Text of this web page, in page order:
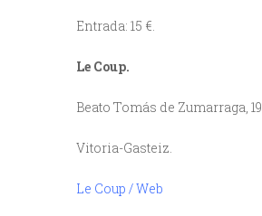
Entrada: 15 €.
Le Coup.
Beato Tomás de Zumarraga, 19.
Vitoria-Gasteiz.
Le Coup / Web